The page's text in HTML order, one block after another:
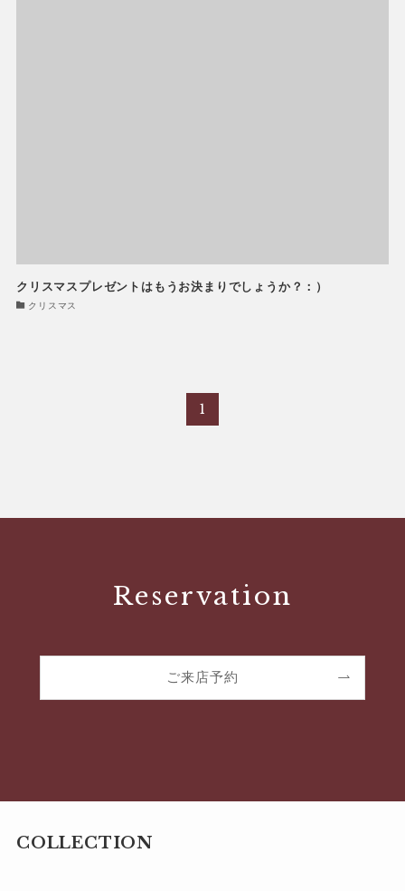
クリスマスプレゼントはもうお決まりでしょうか？：）
クリスマス
1
Reservation
ご来店予約
COLLECTION